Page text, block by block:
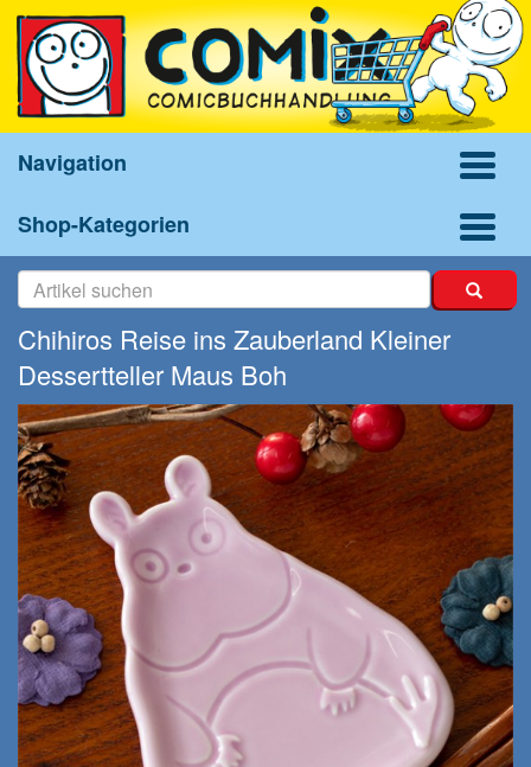
Navigation
Shop-Kategorien
Chihiros Reise ins Zauberland Kleiner
Dessertteller Maus Boh